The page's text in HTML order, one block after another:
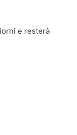
e resterà